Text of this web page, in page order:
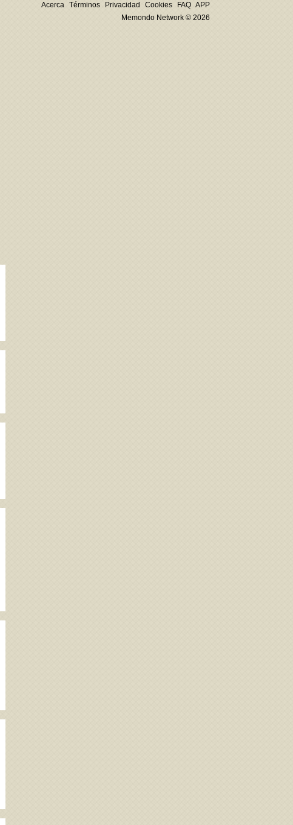
Acerca Términos Privacidad Cookies FAQ APP
Memondo Network © 2026